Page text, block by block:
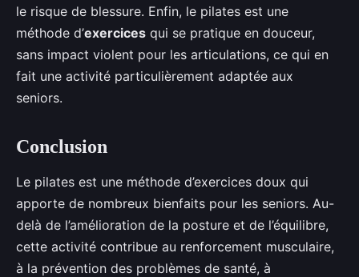
le risque de blessure. Enfin, le pilates est une
méthode d’exercices qui se pratique en douceur,
sans impact violent pour les articulations, ce qui en
fait une activité particulièrement adaptée aux
seniors.
Conclusion
Le pilates est une méthode d’exercices doux qui
apporte de nombreux bienfaits pour les seniors. Au-
delà de l’amélioration de la posture et de l’équilibre,
cette activité contribue au renforcement musculaire,
à la prévention des problèmes de santé, à